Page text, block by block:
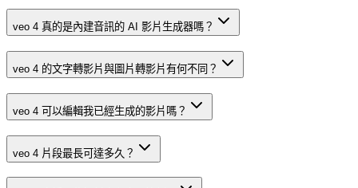
veo 4 真的是內建音訊的 AI 影片生成器嗎？
veo 4 的文字轉影片與圖片轉影片有何不同？
veo 4 可以編輯我已經生成的影片嗎？
veo 4 片段最長可達多久？